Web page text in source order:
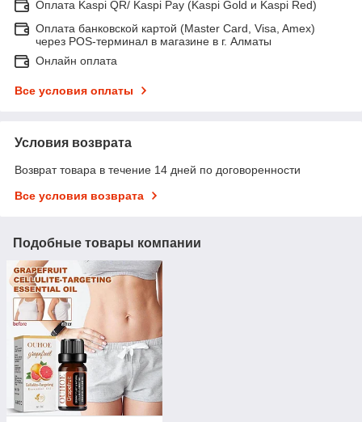
Оплата Kaspi QR/ Kaspi Pay (Kaspi Gold и Kaspi Red)
Оплата банковской картой (Master Card, Visa, Amex)
через POS-терминал в магазине в г. Алматы
Онлайн оплата
Все условия оплаты
Условия возврата
Возврат товара в течение 14 дней по договоренности
Все условия возврата
Подобные товары компании